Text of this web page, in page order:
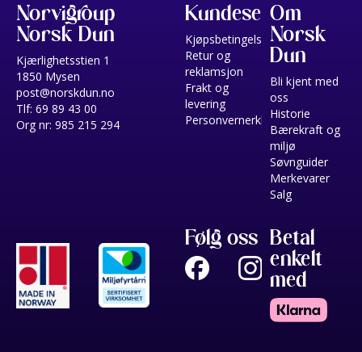
Norvigroup
Norsk Dun
Kjærlighetsstien 1
1850 Mysen
post@norskdun.no
Tlf: 69 89 43 00
Org nr: 985 215 294
Kundeservice
Kjøpsbetingelser
Retur og
reklamsjon
Frakt og
levering
Personvernerklæring
Om
Norsk
Dun
Bli kjent med
oss
Historie
Bærekraft og
miljø
Søvnguider
Merkevarer
Salg
Følg oss Betal
enkelt
med